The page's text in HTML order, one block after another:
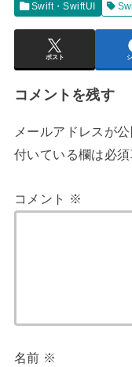
Swift・SwiftUI
ポスト
コメントを残す
メールアドレスが
付いている欄は必
コメント ※
名前 ※